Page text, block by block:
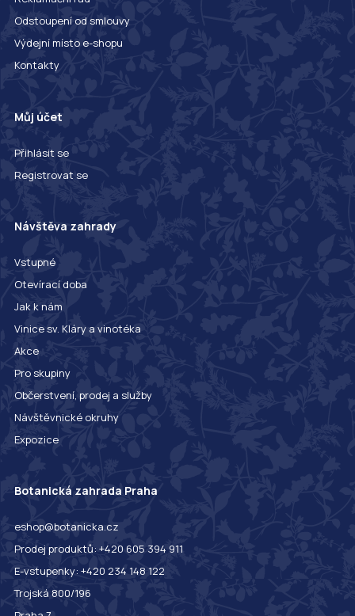
Odstoupení od smlouvy
Výdejní místo e-shopu
Kontakty
Můj účet
Přihlásit se
Registrovat se
Návštěva zahrady
Vstupné
Otevírací doba
Jak k nám
Vinice sv. Kláry a vinotéka
Akce
Pro skupiny
Občerstvení, prodej a služby
Návštěvnické okruhy
Expozice
Botanická zahrada Praha
eshop@botanicka.cz
Prodej produktů: +420 605 394 911
E-vstupenky: +420 234 148 122
Trojská 800/196